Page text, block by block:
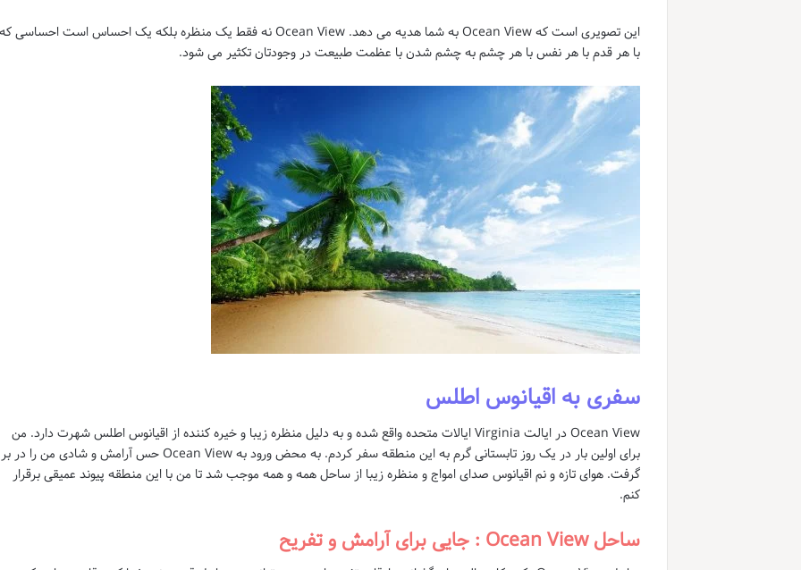
این تصویری است که Ocean View به شما هدیه می دهد. Ocean View نه فقط یک منظره بلکه یک احساس است احساسی که
با هر قدم با هر نفس با هر چشم به چشم شدن با عظمت طبیعت در وجودتان تکثیر می شود.
سفری به اقیانوس اطلس
Ocean View در ایالت Virginia ایالات متحده واقع شده و به دلیل منظره زیبا و خیره کننده از اقیانوس اطلس شهرت دارد. من
برای اولین بار در یک روز تابستانی گرم به این منطقه سفر کردم. به محض ورود به Ocean View حس آرامش و شادی من را در بر
گرفت. هوای تازه و نم اقیانوس صدای امواج و منظره زیبا از ساحل همه و همه موجب شد تا من با این منطقه پیوند عمیقی برقرار
کنم.
ساحل Ocean View : جایی برای آرامش و تفریح